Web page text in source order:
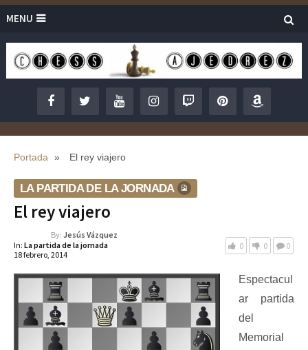
MENU
Portada » El rey viajero
LA PARTIDA DE LA JORNADA
El rey viajero
By: Jesús Vázquez
In: La partida de la jornada
18 febrero, 2014
0 0 0
Espectacul
ar partida
del
Memorial